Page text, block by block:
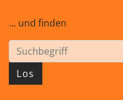
... und finden
Los